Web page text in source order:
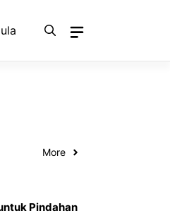
More
Pindahan